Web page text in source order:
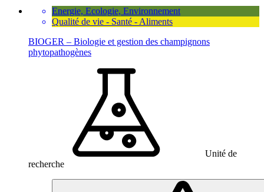
Energie, Ecologie, Environnement
Qualité de vie - Santé - Aliments
BIOGER – Biologie et gestion des champignons
phytopathogènes
Unité de
recherche